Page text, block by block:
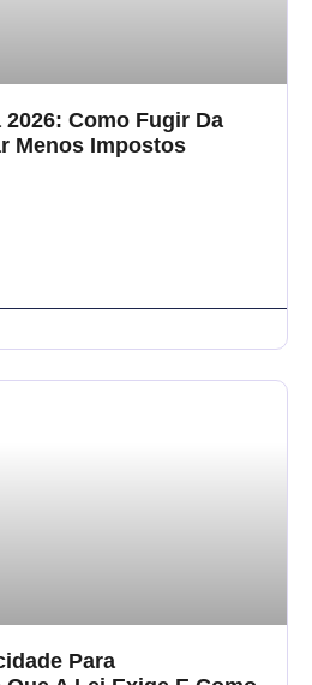
Como Fugir Da
Menos Impostos
Para